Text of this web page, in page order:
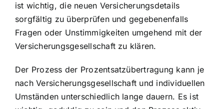
ist wichtig, die neuen Versicherungsdetails
sorgfältig zu überprüfen und gegebenenfalls
Fragen oder Unstimmigkeiten umgehend mit der
Versicherungsgesellschaft zu klären.
Der Prozess der Prozentsatzübertragung kann je
nach Versicherungsgesellschaft und individuellen
Umständen unterschiedlich lange dauern. Es ist